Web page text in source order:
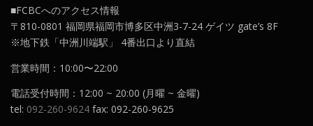
■FCBCへのアクセス情報
〒810-0801 福岡県福岡市博多区中洲3-7-24 ゲイツ gate’s 8F
※地下鉄「中洲川端駅」 4番出口より直結
営業時間：10:00〜22:00
電話受付時間：12:00 ~ 20:00 (月曜 ~ 金曜)
tel: 092-260-9624 fax: 092-260-9625